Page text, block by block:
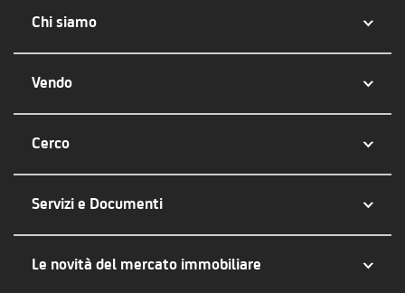
Chi siamo
Vendo
Cerco
Servizi e Documenti
Le novità del mercato immobiliare